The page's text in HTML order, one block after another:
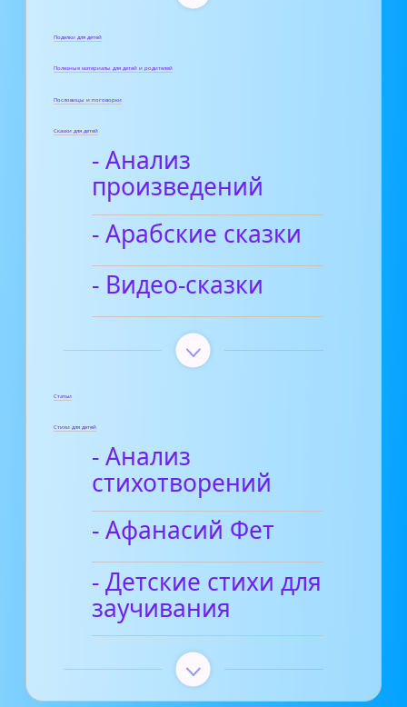
Поделки для детей
Полезные материалы для детей и родителей
Пословицы и поговорки
Сказки для детей
- Анализ
произведений
- Арабские сказки
- Видео-сказки
Статьи
Стихи для детей
- Анализ
стихотворений
- Афанасий Фет
- Детские стихи для
заучивания